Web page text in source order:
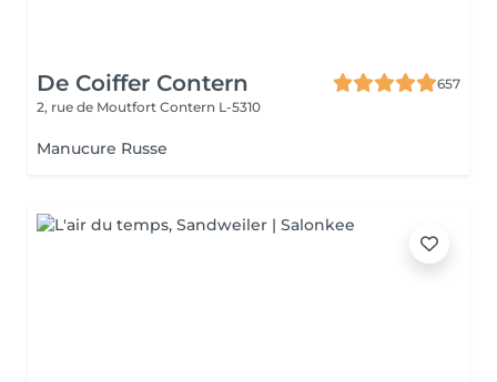
De Coiffer Contern
657
2, rue de Moutfort Contern L-5310
Manucure Russe